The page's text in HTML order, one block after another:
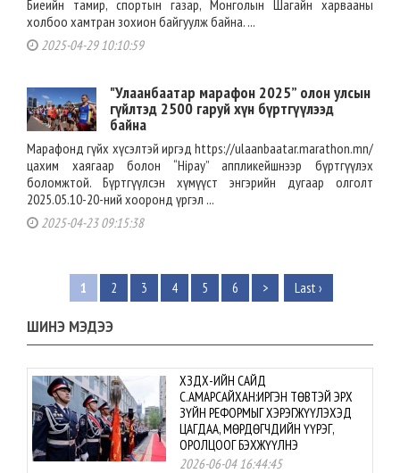
Биеийн тамир, спортын газар, Монголын Шагайн харвааны
холбоо хамтран зохион байгуулж байна. ...
2025-04-29 10:10:59
"Улаанбаатар марафон 2025” олон улсын
гүйлтэд 2500 гаруй хүн бүртгүүлээд
байна
Марафонд гүйх хүсэлтэй иргэд https://ulaanbaatar.marathon.mn/
цахим хаягаар болон “Hipay” аппликейшнээр бүртгүүлэх
боломжтой. Бүртгүүлсэн хүмүүст энгэрийн дугаар олголт
2025.05.10-20-ний хооронд үргэл ...
2025-04-23 09:15:38
1 2 3 4 5 6 > Last ›
ШИНЭ МЭДЭЭ
ХЗДХ-ИЙН САЙД
С.АМАРСАЙХАН:ИРГЭН ТӨВТЭЙ ЭРХ
ЗҮЙН РЕФОРМЫГ ХЭРЭГЖҮҮЛЭХЭД
ЦАГДАА, МӨРДӨГЧДИЙН ҮҮРЭГ,
ОРОЛЦООГ БЭХЖҮҮЛНЭ
2026-06-04 16:44:45